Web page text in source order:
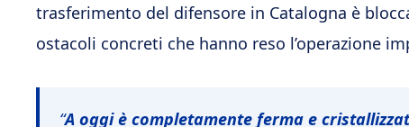
trasferimento del difensore in Catalogna è
ostacoli concreti che hanno reso l’operazione
“A oggi è completamente ferma e